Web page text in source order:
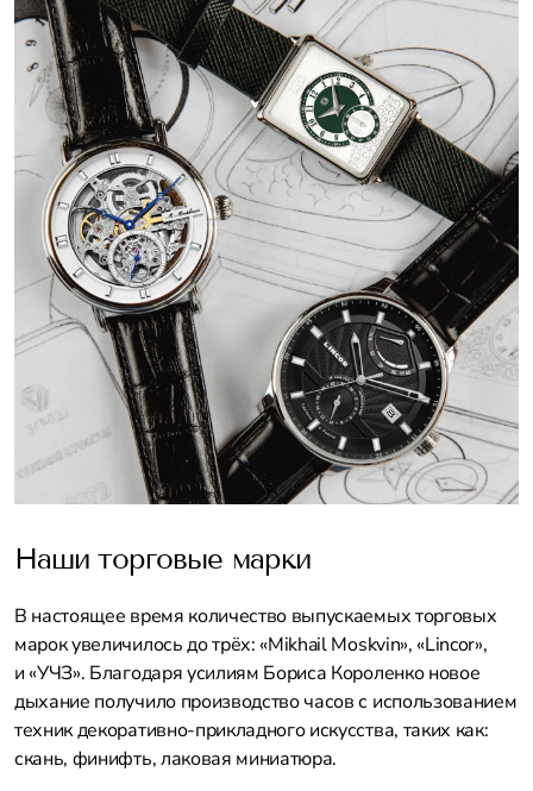
Наши торговые марки
В настоящее время количество выпускаемых торговых
марок увеличилось до трёх: «Mikhail Moskvin», «Lincor»,
и «УЧЗ». Благодаря усилиям Бориса Короленко новое
дыхание получило производство часов с использованием
техник декоративно-прикладного искусства, таких как:
скань, финифть, лаковая миниатюра.